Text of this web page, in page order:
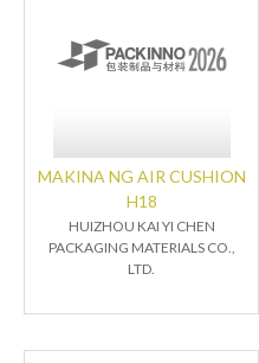
MAKINA NG AIR CUSHION
H18
HUIZHOU KAI YI CHEN
PACKAGING MATERIALS CO.,
LTD.